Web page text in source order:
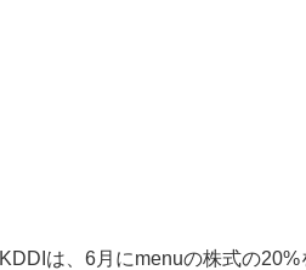
KDDIは、6月にmenuの株式の